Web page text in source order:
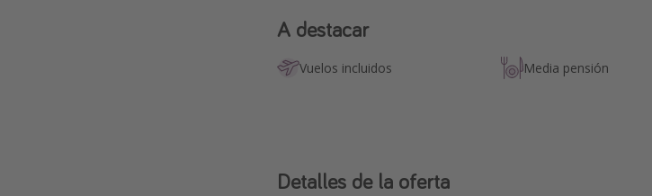
A destacar
Vuelos incluidos Media pensión
Detalles de la oferta